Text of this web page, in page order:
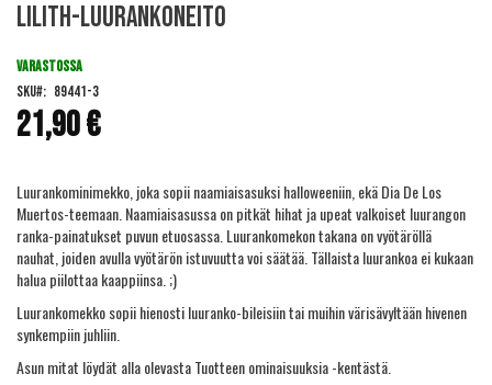
beginning
the
images
gallery
Lilith-luurankoneito
21,90 €
VARASTOSSA
SKU
89441-3
Luurankominimekko, joka sopii naamiaisasuksi halloweeniin, ekä Dia De Los
Muertos-teemaan. Naamiaisasussa on pitkät hihat ja upeat valkoiset luurangon
ranka-painatukset puvun etuosassa. Luurankomekon takana on vyötäröllä
nauhat, joiden avulla vyötärön istuvuutta voi säätää. Tällaista luurankoa ei kukaan
halua piilottaa kaappiinsa. ;)
Luurankomekko sopii hienosti luuranko-bileisiin tai muihin värisävyltään hivenen
synkempiin juhliin.
Asun mitat löydät alla olevasta Tuotteen ominaisuuksia -kentästä.